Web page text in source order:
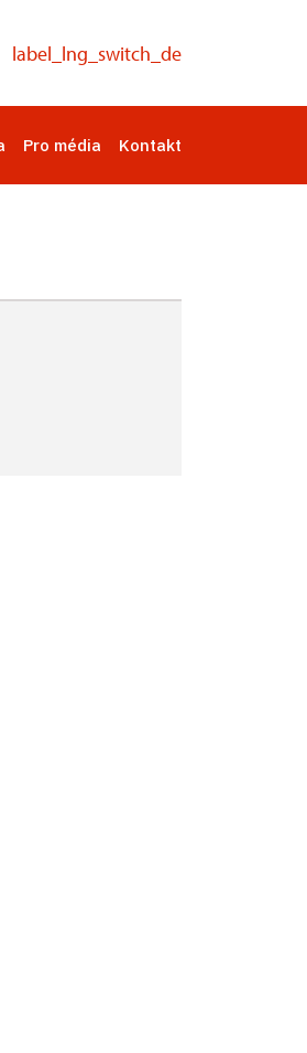
label_lng_switch_de
Pro média Kontakt